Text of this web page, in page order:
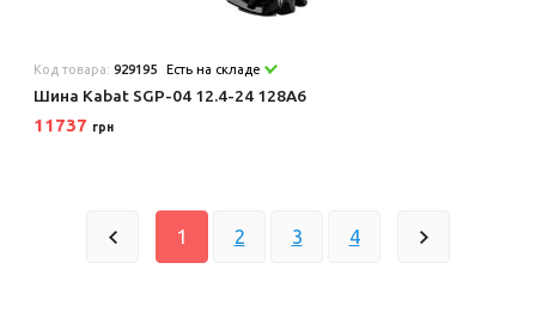
Код товара:929195 Есть на складе
Шина Kabat SGP-04 12.4-24 128A6
11737 грн
1 2 3 4